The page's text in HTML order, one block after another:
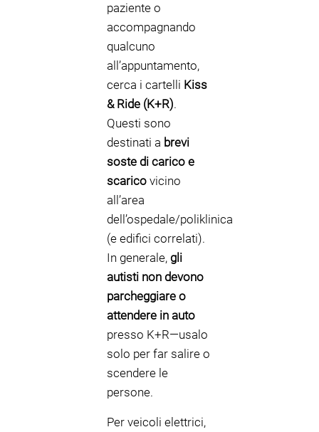
paziente o
accompagnando
qualcuno
all’appuntamento,
cerca i cartelli Kiss
& Ride (K+R).
Questi sono
destinati a brevi
soste di carico e
scarico vicino
all’area
dell’ospedale/poliklinica
(e edifici correlati).
In generale, gli
autisti non devono
parcheggiare o
attendere in auto
presso K+R—usalo
solo per far salire o
scendere le
persone.
Per veicoli elettrici,